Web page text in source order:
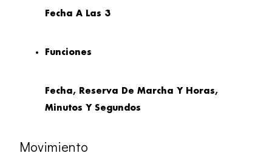
Fecha A Las 3
Funciones
Fecha, Reserva De Marcha Y Horas,
Minutos Y Segundos
Movimiento